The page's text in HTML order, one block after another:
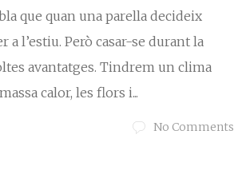
que quan una parella decideix
a l’estiu. Però casar-se durant la
avantatges. Tindrem un clima
calor, les flors i...
No Comments